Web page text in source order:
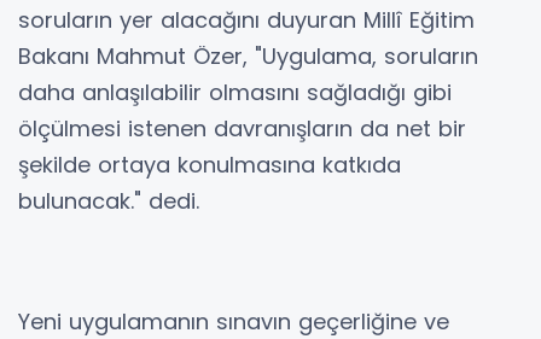
soruların yer alacağını duyuran Millî Eğitim
Bakanı Mahmut Özer, "Uygulama, soruların
daha anlaşılabilir olmasını sağladığı gibi
ölçülmesi istenen davranışların da net bir
şekilde ortaya konulmasına katkıda
bulunacak." dedi.
Yeni uygulamanın sınavın geçerliğine ve